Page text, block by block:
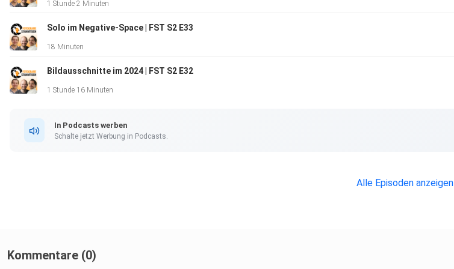
https://petapixel.com/2023/04/14/artist-refuses-prize-after-his-ai-image-wins-at-top-photo-contest/
David Guerrero Instagram ->
https://www.instagram.com/dgphotoholic/
1 Stunde 2 Minuten
Solo im Negative-Space | FST S2 E33
18 Minuten
Bildausschnitte im 2024 | FST S2 E32
1 Stunde 16 Minuten
In Podcasts werben
Schalte jetzt Werbung in Podcasts.
Alle Episoden anzeigen
Kommentare (0)